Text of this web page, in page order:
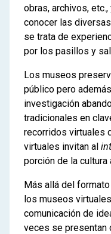
obras, archivos,
conocer las
se trata de
por los pasillos y
Los museos
público pero
investigación
tradicionales en
recorridos virtuales
virtuales invitan al
porción de la
Más allá del
los museos
comunicación de
veces se presentan